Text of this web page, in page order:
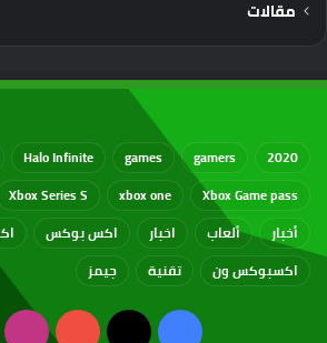
مقالات
2020
gamers
games
Halo Infinite
Xbox Game pass
xbox one
Xbox Series S
أخبار
ألعاب اخبار اكس بوكس
اكسبوكس ون
تقنية جيمز
فيسبوك
‫X